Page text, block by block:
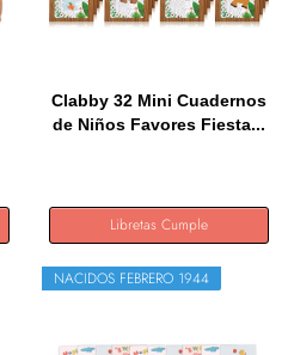
Clabby 32 Mini Cuadernos
de Niños Favores Fiesta...
Libretas Cumple
NACIDOS FEBRERO 1944